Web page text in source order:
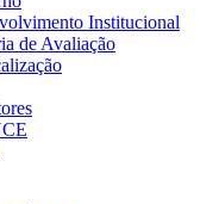
Institucional
de Avaliação